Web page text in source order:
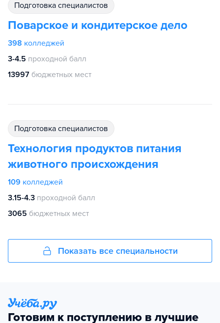
подготовка специалистов
Поварское и кондитерское дело
398 колледжей
3-4.5 проходной балл
13997 бюджетных мест
подготовка специалистов
Технология продуктов питания
животного происхождения
109 колледжей
3.15-4.3 проходной балл
3065 бюджетных мест
Показать все специальности
Готовим к поступлению в лучшие